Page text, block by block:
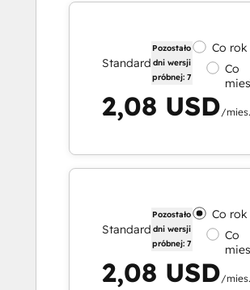
Standard
Pozostało
dni wersji
próbnej: 7
Co rok
Co
2,08 USD/mies.
Standard
Pozostało
dni wersji
próbnej: 7
Co rok
Co
2,08 USD/mies.